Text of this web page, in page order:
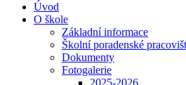
Úvod
O škole
Základní informace
Školní poradenské
Dokumenty
Fotogalerie
2025-2026